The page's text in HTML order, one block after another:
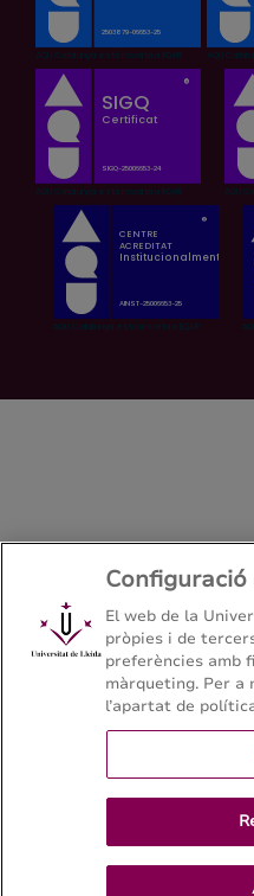
El web de la
pròpies i de
preferències amb
màrqueting. Per a
l’apartat de